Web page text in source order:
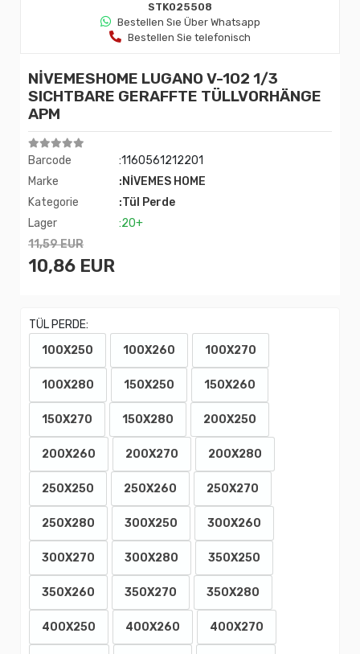
STK025508
Bestellen Sıe Über Whatsapp
Bestellen Sie telefonisch
NİVEMESHOME LUGANO V-102 1/3
SICHTBARE GERAFFTE TÜLLVORHÄNGE
APM
Barcode
:1160561212201
Marke
:NİVEMES HOME
Kategorie
:Tül Perde
Lager
:20+
11,59 EUR
10,86 EUR
TÜL PERDE:
100X250
100X260 100X270
100X280 150X250 150X260
150X270 150X280 200X250
200X260 200X270 200X280
250X250 250X260 250X270
250X280 300X250 300X260
300X270 300X280 350X250
350X260 350X270 350X280
400X250 400X260 400X270